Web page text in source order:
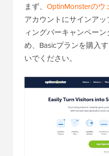
まず、 OptinMonsterのウ
アカウントにサインア
ィングバーキャンペー
め、Basicプランを購入
いでください。